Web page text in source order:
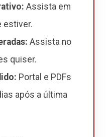
Assista em
estiver.
Assista no
quiser.
Portal e PDFs
após a última